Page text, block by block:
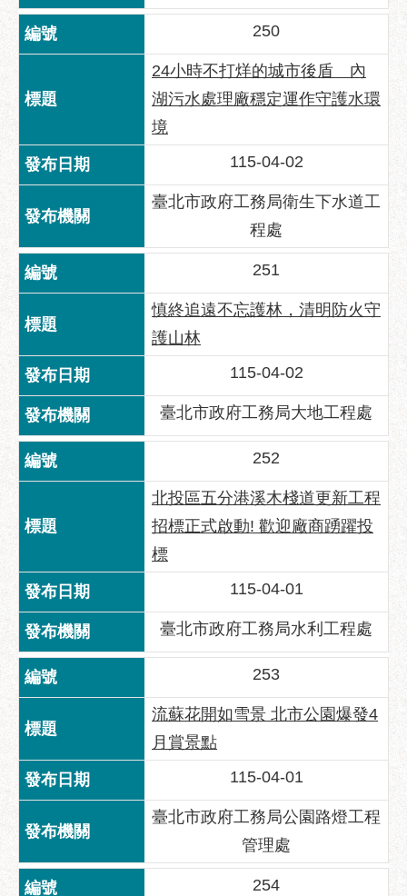
府
網
站
料
宣
告
隱
私
權
及
資
訊
全
政
策
聯
絡
方
本
暨
所
屬
各
處
聯
絡
電
話
250
24小時不打烊的城市後盾 內
湖污水處理廠穩定運作守護水環
境
115-04-02
臺北市政府工務局衛生下水道工
程處
251
慎終追遠不忘護林，清明防火守
護山林
115-04-02
臺北市政府工務局大地工程處
252
北投區五分港溪木棧道更新工程
招標正式啟動! 歡迎廠商踴躍投
標
115-04-01
臺北市政府工務局水利工程處
253
流蘇花開如雪景 北市公園爆發4
月賞景點
115-04-01
臺北市政府工務局公園路燈工程
管理處
254